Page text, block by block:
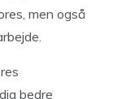
men også
bedre